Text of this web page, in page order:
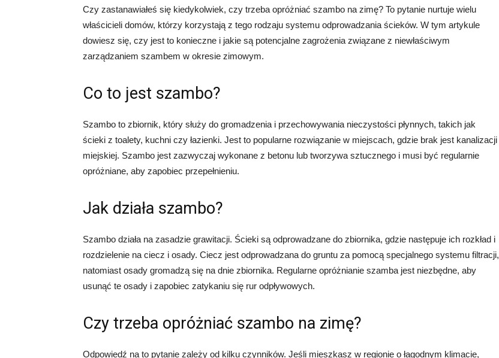
Czy zastanawiałeś się kiedykolwiek, czy trzeba opróżniać szambo na zimę? To pytanie nurtuje wielu
właścicieli domów, którzy korzystają z tego rodzaju systemu odprowadzania ścieków. W tym artykule
dowiesz się, czy jest to konieczne i jakie są potencjalne zagrożenia związane z niewłaściwym
zarządzaniem szambem w okresie zimowym.
Co to jest szambo?
Szambo to zbiornik, który służy do gromadzenia i przechowywania nieczystości płynnych, takich jak
ścieki z toalety, kuchni czy łazienki. Jest to popularne rozwiązanie w miejscach, gdzie brak jest kanalizacji
miejskiej. Szambo jest zazwyczaj wykonane z betonu lub tworzywa sztucznego i musi być regularnie
opróżniane, aby zapobiec przepełnieniu.
Jak działa szambo?
Szambo działa na zasadzie grawitacji. Ścieki są odprowadzane do zbiornika, gdzie następuje ich rozkład i
rozdzielenie na ciecz i osady. Ciecz jest odprowadzana do gruntu za pomocą specjalnego systemu filtracji,
natomiast osady gromadzą się na dnie zbiornika. Regularne opróżnianie szamba jest niezbędne, aby
usunąć te osady i zapobiec zatykaniu się rur odpływowych.
Czy trzeba opróżniać szambo na zimę?
Odpowiedź na to pytanie zależy od kilku czynników. Jeśli mieszkasz w regionie o łagodnym klimacie,